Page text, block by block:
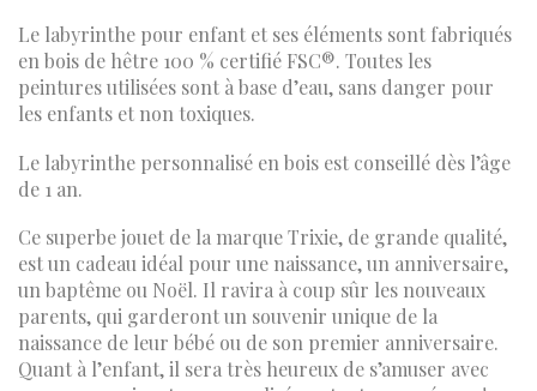
Le labyrinthe pour enfant et ses éléments sont fabriqués
en bois de hêtre 100 % certifié FSC®. Toutes les
peintures utilisées sont à base d’eau, sans danger pour
les enfants et non toxiques.
Le labyrinthe personnalisé en bois est conseillé dès l’âge
de 1 an.
Ce superbe jouet de la marque Trixie, de grande qualité,
est un cadeau idéal pour une naissance, un anniversaire,
un baptême ou Noël. Il ravira à coup sûr les nouveaux
parents, qui garderont un souvenir unique de la
naissance de leur bébé ou de son premier anniversaire.
Quant à l’enfant, il sera très heureux de s’amuser avec